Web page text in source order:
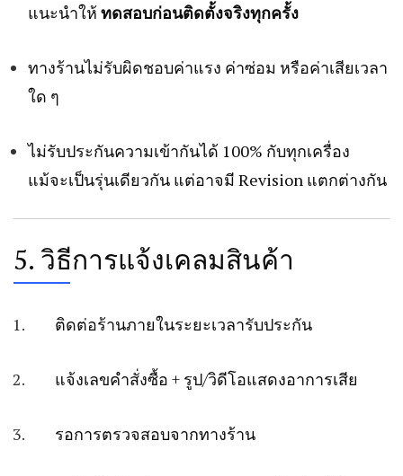
แนะนำให้ทดสอบก่อนติดตั้งจริงทุกครั้ง
ทางร้านไม่รับผิดชอบค่าแรง ค่าซ่อม หรือค่าเสียเวลา
ใด ๆ
ไม่รับประกันความเข้ากันได้ 100% กับทุกเครื่อง
แม้จะเป็นรุ่นเดียวกัน แต่อาจมี Revision แตกต่างกัน
5. วิธีการแจ้งเคลมสินค้า
ติดต่อร้านภายในระยะเวลารับประกัน
แจ้งเลขคำสั่งซื้อ + รูป/วิดีโอแสดงอาการเสีย
รอการตรวจสอบจากทางร้าน